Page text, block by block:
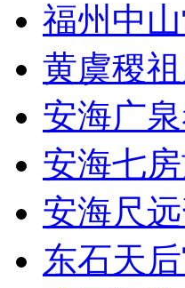
福州中
黄虞稷
安海广
安海七
安海尺
东石天